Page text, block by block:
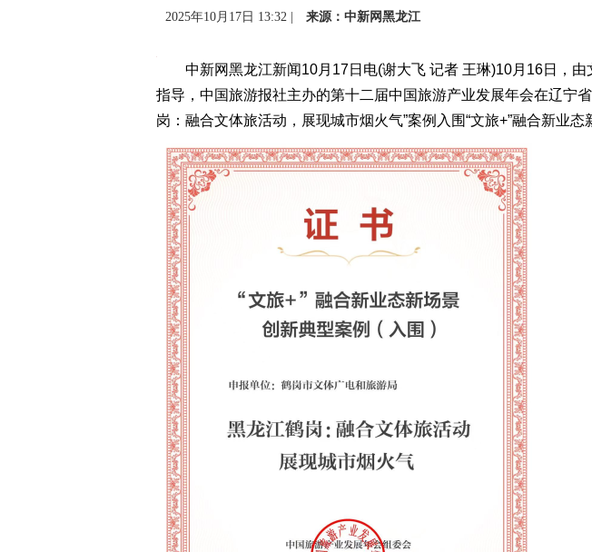
2025年10月17日 13:32 | 来源：中新网黑龙江
中新网黑龙江新闻10月17日电(谢大飞 记者 王琳)10月16日，由
指导，中国旅游报社主办的第十二届中国旅游产业发展年会在辽宁
岗：融合文体旅活动，展现城市烟火气”案例入围“文旅+”融合新业态